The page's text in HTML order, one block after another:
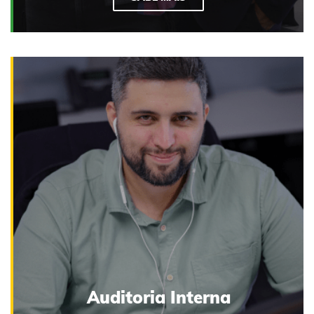
Auditoria Interna
O departamento de auditoria interna avalia os
processos de governo, de gestão do risco e de
controlo da organização. Através de práticas
independentes e objetivas, melhoramos e
acrescentamos valor a todas as unidades de
negócio, países e centro corporativo.